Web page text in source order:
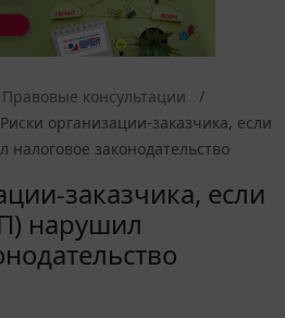
Правовые консультации
Риски организации-заказчика, если
законодательство
заказчика, если
нарушил